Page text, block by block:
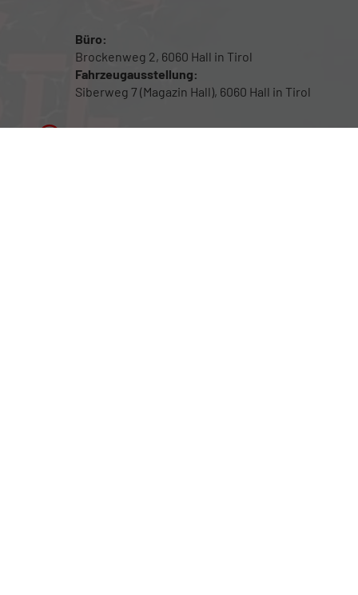
Büro:
Brockenweg 2, 6060 Hall in Tirol
Fahrzeugausstellung:
Siberweg 7 (Magazin Hall), 6060 Hall in Tirol